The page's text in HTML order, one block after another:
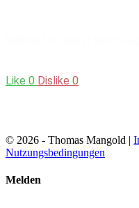
Like 0 Dislike 0
© 2026 - Thomas Mangold |
Nutzungsbedingungen
Melden